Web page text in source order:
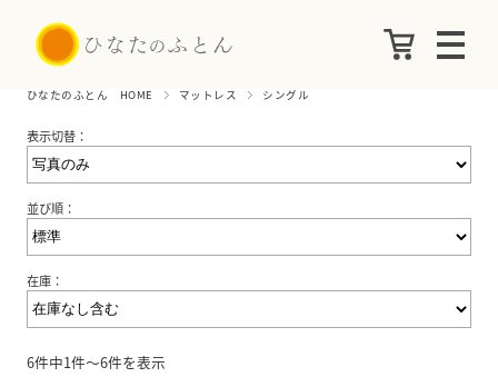
ひなたのふとん HOME マットレス シングル
表示切替：
並び順：
在庫：
6件中1件～6件を表示